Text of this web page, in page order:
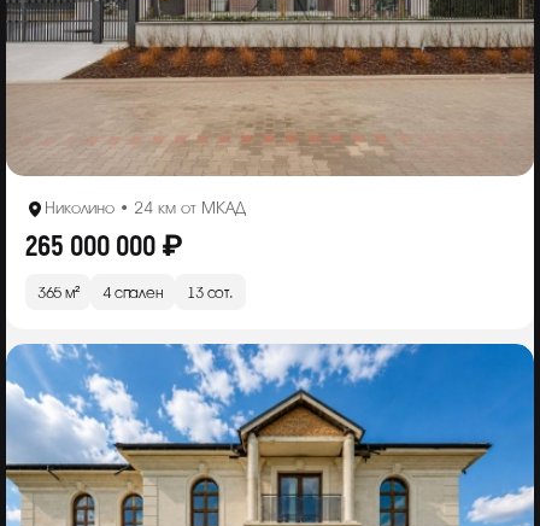
Николино • 24 км от МКАД
265 000 000 ₽
365 м² 4 спален 13 сот.